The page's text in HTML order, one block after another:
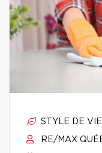
STYLE DE VIE
RE/MAX